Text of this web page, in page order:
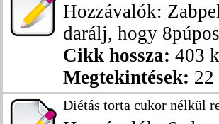
Hozzávalók:
darálj, hogy
Cikk hossza: 403
Megtekintések: 22
Diétás torta cukor nélkül